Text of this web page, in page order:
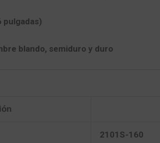
pulgadas)
blando, semiduro y duro
2101S-160